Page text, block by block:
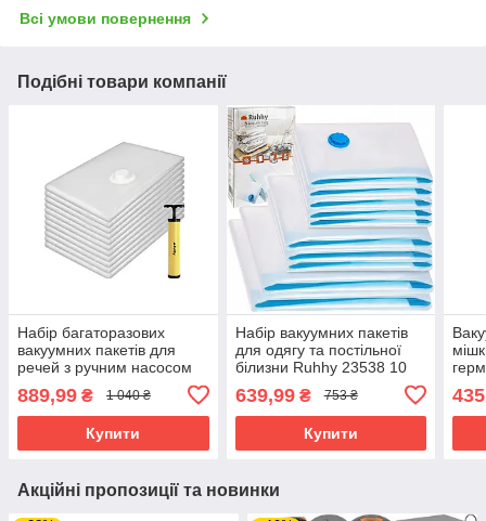
Всі умови повернення
Подібні товари компанії
Набір багаторазових
вакуумних пакетів для
речей з ручним насосом
Ruhhy 21946 10 шт. 50х70
см
889,99 ₴ 1 040 ₴
Купити
Набір вакуумних пакетів
для одягу та постільної
білизни Ruhhy 23538 10
50x60, 60x80, 80x100 см
639,99₴ 753 ₴
Купити
Акційні пропозиції та новинки